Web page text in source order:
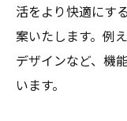
活をより快適にす
案いたします。例
デザインなど、機
います。